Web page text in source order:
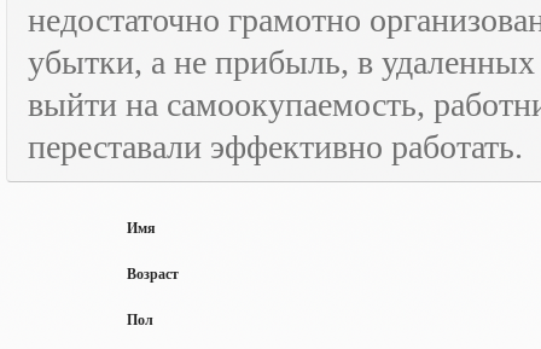
недостаточно грамотно
убытки, а не прибыль, в удаленных
выйти на самоокупаемость,
переставали эффективно работать.
Имя
Возраст
Пол